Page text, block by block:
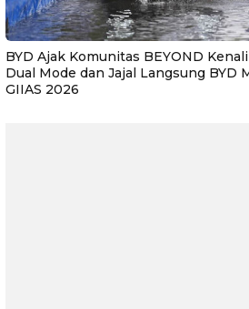
BYD Ajak Komunitas BEYOND
Dual Mode dan Jajal Langsung BYD
GIIAS 2026